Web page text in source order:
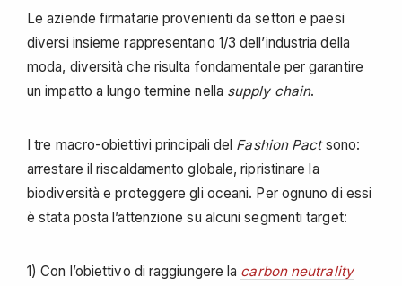
Le aziende firmatarie provenienti da settori e paesi
diversi insieme rappresentano 1/3 dell’industria della
moda, diversità che risulta fondamentale per garantire
un impatto a lungo termine nella supply chain.
I tre macro-obiettivi principali del Fashion Pactsono:
arrestare il riscaldamento globale, ripristinare la
biodiversità e proteggere gli oceani. Per ognuno di essi
è stata posta l’attenzione su alcuni segmenti target:
1) Con l’obiettivo di raggiungere la carbon neutrality